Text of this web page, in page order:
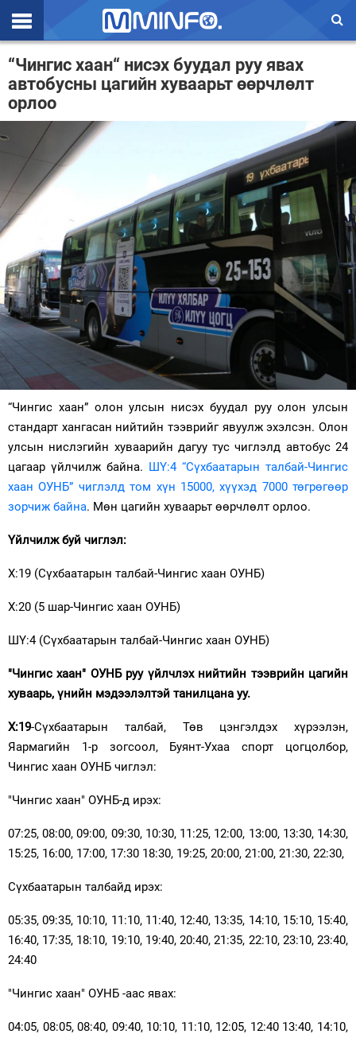
Эхлэл
Цаг агаар
Валют ханш
Улс төр
Эдийн засаг
Үзэл бодол
Спорт
Нийгэм
Дэлхий
Энтертайнмэнт
Зурхай
“Чингис хаан“ нисэх буудал руу явах
автобусны цагийн хуваарьт өөрчлөлт
орлоо
“Чингис хаан” олон улсын нисэх буудал руу олон улсын
стандарт хангасан нийтийн тээврийг явуулж эхэлсэн. Олон
улсын нислэгийн хуваарийн дагуу тус чиглэлд автобус 24
цагаар үйлчилж байна. ШҮ:4 “Сүхбаатарын талбай-Чингис
хаан ОУНБ” чиглэлд том хүн 15000, хүүхэд 7000 төгрөгөөр
зорчиж байна. Мөн цагийн хуваарьт өөрчлөлт орлоо.
Үйлчилж буй чиглэл:
Х:19 (Сүхбаатарын талбай-Чингис хаан ОУНБ)
Х:20 (5 шар-Чингис хаан ОУНБ)
ШҮ:4 (Сүхбаатарын талбай-Чингис хаан ОУНБ)
"Чингис хаан" ОУНБ руу үйлчлэх нийтийн тээврийн цагийн
хуваарь, үнийн мэдээлэлтэй танилцана уу.
Х:19-Сүхбаатарын талбай, Төв цэнгэлдэх хүрээлэн,
Яармагийн 1-р зогсоол, Буянт-Ухаа спорт цогцолбор,
Чингис хаан ОУНБ чиглэл:
"Чингис хаан" ОУНБ-д ирэх:
07:25, 08:00, 09:00, 09:30, 10:30, 11:25, 12:00, 13:00, 13:30, 14:30,
15:25, 16:00, 17:00, 17:30 18:30, 19:25, 20:00, 21:00, 21:30, 22:30,
Сүхбаатарын талбайд ирэх:
05:35, 09:35, 10:10, 11:10, 11:40, 12:40, 13:35, 14:10, 15:10, 15:40,
16:40, 17:35, 18:10, 19:10, 19:40, 20:40, 21:35, 22:10, 23:10, 23:40,
24:40
"Чингис хаан" ОУНБ -аас явах:
04:05, 08:05, 08:40, 09:40, 10:10, 11:10, 12:05, 12:40 13:40, 14:10,